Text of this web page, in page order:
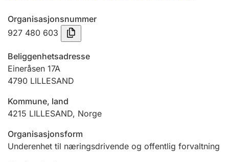
Tinglysing
Jeger
Betaling og jegeravgiftskort
Ektepaktveileder
Organisasjonsnummer
927 480 603
Beliggenhetsadresse
Eineråsen 17A
4790 LILLESAND
Kommune, land
4215 LILLESAND, Norge
Organisasjonsform
Underenhet til næringsdrivende og offentlig forvaltning